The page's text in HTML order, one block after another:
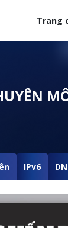
Trang
IPv6